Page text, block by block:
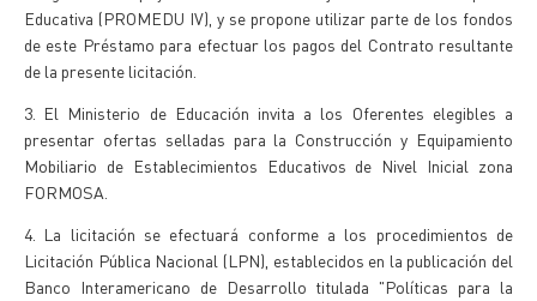
Educativa (PROMEDU IV), y se propone utilizar parte de los fondos
de este Préstamo para efectuar los pagos del Contrato resultante
de la presente licitación.
3.
El Ministerio de Educación invita a los Oferentes elegibles a
presentar ofertas selladas para la Construcción y Equipamiento
Mobiliario de Establecimientos Educativos de Nivel Inicial zona
FORMOSA.
4. La licitación se efectuará conforme a los procedimientos de
Licitación Pública Nacional (LPN), establecidos en la publicación del
Banco Interamericano de Desarrollo titulada "Políticas para la